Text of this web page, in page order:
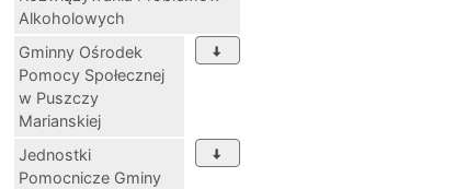
Alkoholowych
Gminny Ośrodek
Pomocy Społecznej
w Puszczy
Marianskiej
Jednostki
Pomocnicze Gminy